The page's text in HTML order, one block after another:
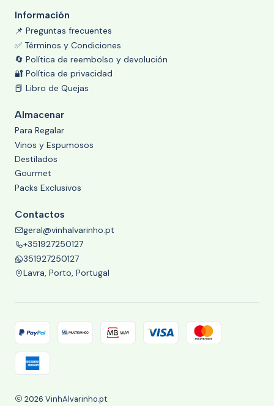
Información
📌 Preguntas frecuentes
✅ Términos y Condiciones
🔄 Política de reembolso y devolución
🔐 Política de privacidad
📕 Libro de Quejas
Almacenar
Para Regalar
Vinos y Espumosos
Destilados
Gourmet
Packs Exclusivos
Contactos
geral@vinhalvarinho.pt
+351927250127
351927250127
Lavra, Porto, Portugal
2026 VinhAlvarinho.pt.